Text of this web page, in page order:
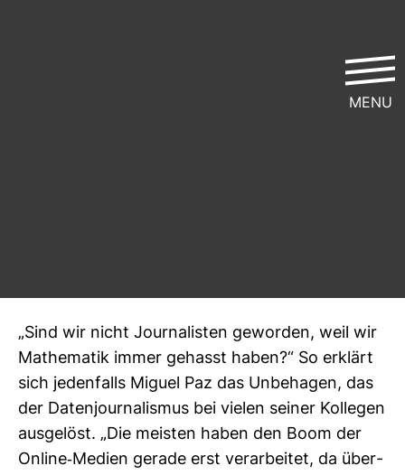
„Sind wir nicht Jour­na­listen geworden, weil wir
Mathe­matik immer gehasst haben?“ So erklärt
sich jeden­falls Miguel Paz das Unbe­hagen, das
der Daten­jour­na­lismus bei vielen seiner Kol­legen
aus­ge­löst. „Die meisten haben den Boom der
Online-​Medien gerade erst ver­ar­beitet, da über­
MENU